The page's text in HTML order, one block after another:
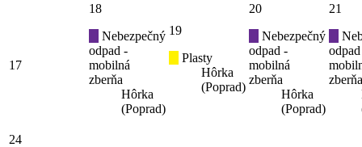
17
18
Nebezpečný
odpad -
mobilná
zberňa
Hôrka
(Poprad)
19
Plasty
Hôrka
(Poprad)
20
Nebezpečný
odpad -
mobilná
zberňa
Hôrka
(Poprad)
21
zberňa
24